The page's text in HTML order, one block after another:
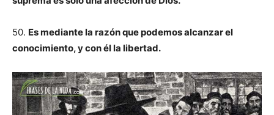
50. Es mediante la razón que podemos alcanzar el
conocimiento, y con él la libertad.